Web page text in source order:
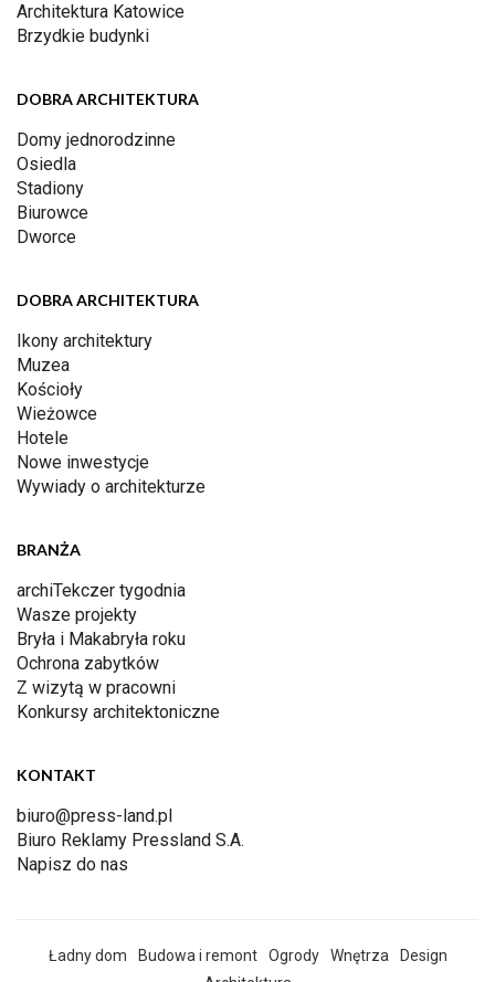
Architektura Katowice
Brzydkie budynki
DOBRA ARCHITEKTURA
Domy jednorodzinne
Osiedla
Stadiony
Biurowce
Dworce
DOBRA ARCHITEKTURA
Ikony architektury
Muzea
Kościoły
Wieżowce
Hotele
Nowe inwestycje
Wywiady o architekturze
BRANŻA
archiTekczer tygodnia
Wasze projekty
Bryła i Makabryła roku
Ochrona zabytków
Z wizytą w pracowni
Konkursy architektoniczne
KONTAKT
biuro@press-land.pl
Biuro Reklamy Pressland S.A.
Napisz do nas
Ładny dom Budowa i remont Ogrody Wnętrza
Design